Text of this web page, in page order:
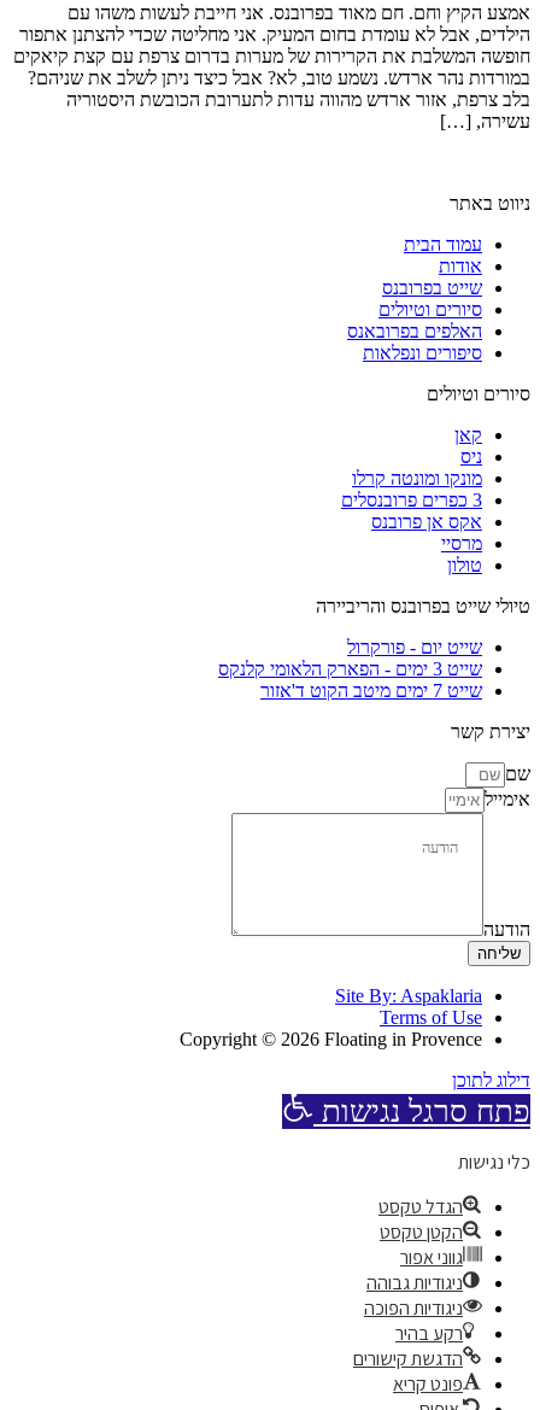
אמצע הקיץ וחם. חם מאוד בפרובנס. אני חייבת לעשות משהו עם
הילדים, אבל לא עומדת בחום המעיק. אני מחליטה שכדי להצתנן אתפור
חופשה המשלבת את הקרירות של מערות בדרום צרפת עם קצת קיאקים
במורדות נהר ארדש. נשמע טוב, לא? אבל כיצד ניתן לשלב את שניהם?
בלב צרפת, אזור ארדש מהווה עדות לתערובת הכובשת היסטוריה
עשירה, […]
ניווט באתר
עמוד הבית
אודות
שייט בפרובנס
סיורים וטיולים
האלפים בפרובאנס
סיפורים ונפלאות
סיורים וטיולים
קאן
ניס
מונקו ומונטה קרלו
3 כפרים פרובנסלים
אקס אן פרובנס
מרסיי
טולון
טיולי שייט בפרובנס והריביירה
שייט יום - פורקרול
שייט 3 ימים - הפארק הלאומי קלנקס
שייט 7 ימים מיטב הקוט ד'אזור
יצירת קשר
שם
אימייל
הודעה
שליחה
Site By: Aspaklaria
Terms of Use
Copyright © 2026 Floating in Provence
דילוג לתוכן
פתח סרגל נגישות
כלי נגישות
הגדל טקסט
הקטן טקסט
גווני אפור
ניגודיות גבוהה
ניגודיות הפוכה
רקע בהיר
הדגשת קישורים
פונט קריא